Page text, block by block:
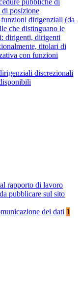
pubbliche di
di posizione
dirigenziali (da
che distinguano le
dirigenti, dirigenti
titolari di
con funzioni
discrezionali
rapporto di lavoro
pubblicare sul sito
dei dati 1